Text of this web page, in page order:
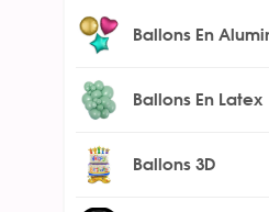
Ballons En
Ballons En Latex
Ballons 3D